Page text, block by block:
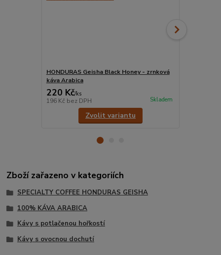
HONDURAS Geisha Black Honey - zrnková
káva Arabica
220 Kč/ks
196 Kč bez DPH Skladem
Zvolit variantu
Zboží zařazeno v kategoriích
SPECIALTY COFFEE HONDURAS GEISHA
100% KÁVA ARABICA
Kávy s potlačenou hořkostí
Kávy s ovocnou dochutí